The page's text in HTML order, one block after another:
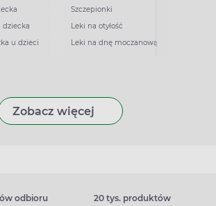
dziecka
u dzieci
Szczepionki
Leki na otyłość
Leki na dnę moczanową
Zobacz więcej
odbioru 20 tys. produktów